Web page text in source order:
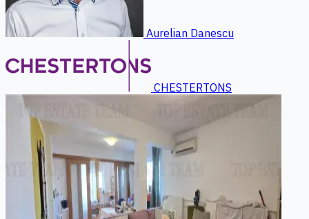
Aurelian Danescu
CHESTERTONS